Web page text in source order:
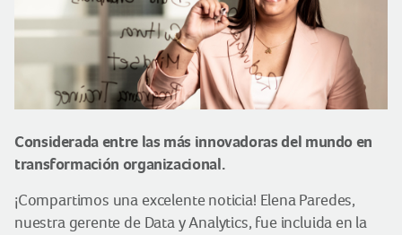
Considerada entre las más innovadoras del mundo en
transformación organizacional.
¡Compartimos una excelente noticia! Elena Paredes,
nuestra gerente de Data y Analytics, fue incluida en la